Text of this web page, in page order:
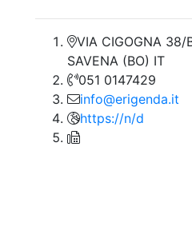
VIA CIGOGNA 38/
SAVENA (BO) IT
051 0147429
info@erigenda.it
https://n/d